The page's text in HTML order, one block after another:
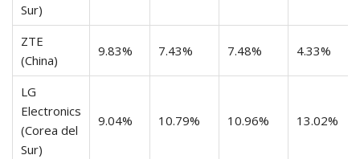
Sur)
ZTE
(China)
9.83% 7.43% 7.48% 4.33%
LG
Electronics
(Corea del
Sur)
9.04% 10.79% 10.96% 13.02%